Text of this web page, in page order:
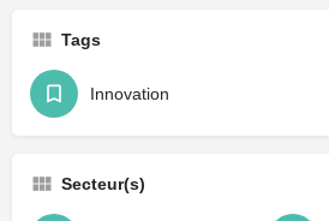
Tags
Innovation
Secteur(s)